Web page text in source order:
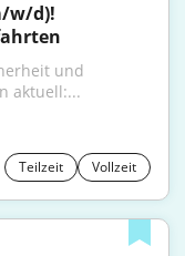
w/d)!
und
aktuell:...
Teilzeit Vollzeit